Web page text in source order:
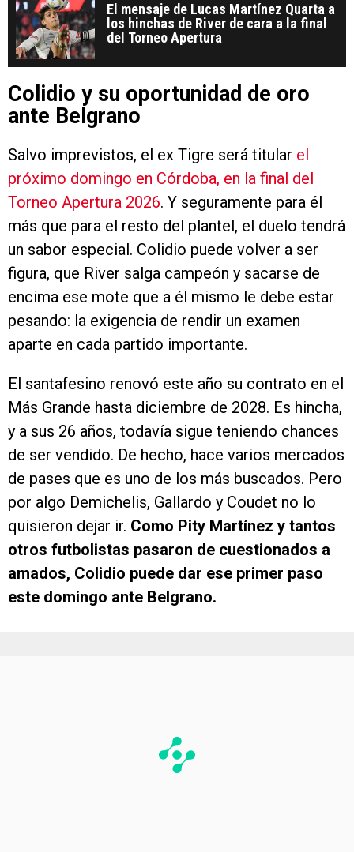
El mensaje de Lucas Martínez Quarta a
los hinchas de River de cara a la final
del Torneo Apertura
Colidio y su oportunidad de oro
ante Belgrano
Salvo imprevistos, el ex Tigre será titular el
próximo domingo en Córdoba, en la final del
Torneo Apertura 2026. Y seguramente para él
más que para el resto del plantel, el duelo tendrá
un sabor especial. Colidio puede volver a ser
figura, que River salga campeón y sacarse de
encima ese mote que a él mismo le debe estar
pesando: la exigencia de rendir un examen
aparte en cada partido importante.
El santafesino renovó este año su contrato en el
Más Grande hasta diciembre de 2028. Es hincha,
y a sus 26 años, todavía sigue teniendo chances
de ser vendido. De hecho, hace varios mercados
de pases que es uno de los más buscados. Pero
por algo Demichelis, Gallardo y Coudet no lo
quisieron dejar ir. Como Pity Martínez y tantos
otros futbolistas pasaron de cuestionados a
amados, Colidio puede dar ese primer paso
este domingo ante Belgrano.